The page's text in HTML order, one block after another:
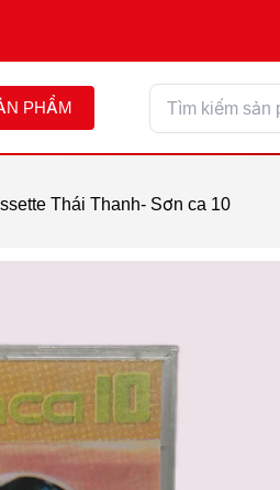
PHẨM
Thái Thanh- Sơn ca 10